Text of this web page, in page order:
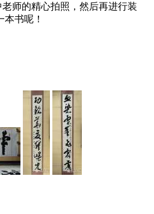
师的精心拍照，然后再进行装
书呢！